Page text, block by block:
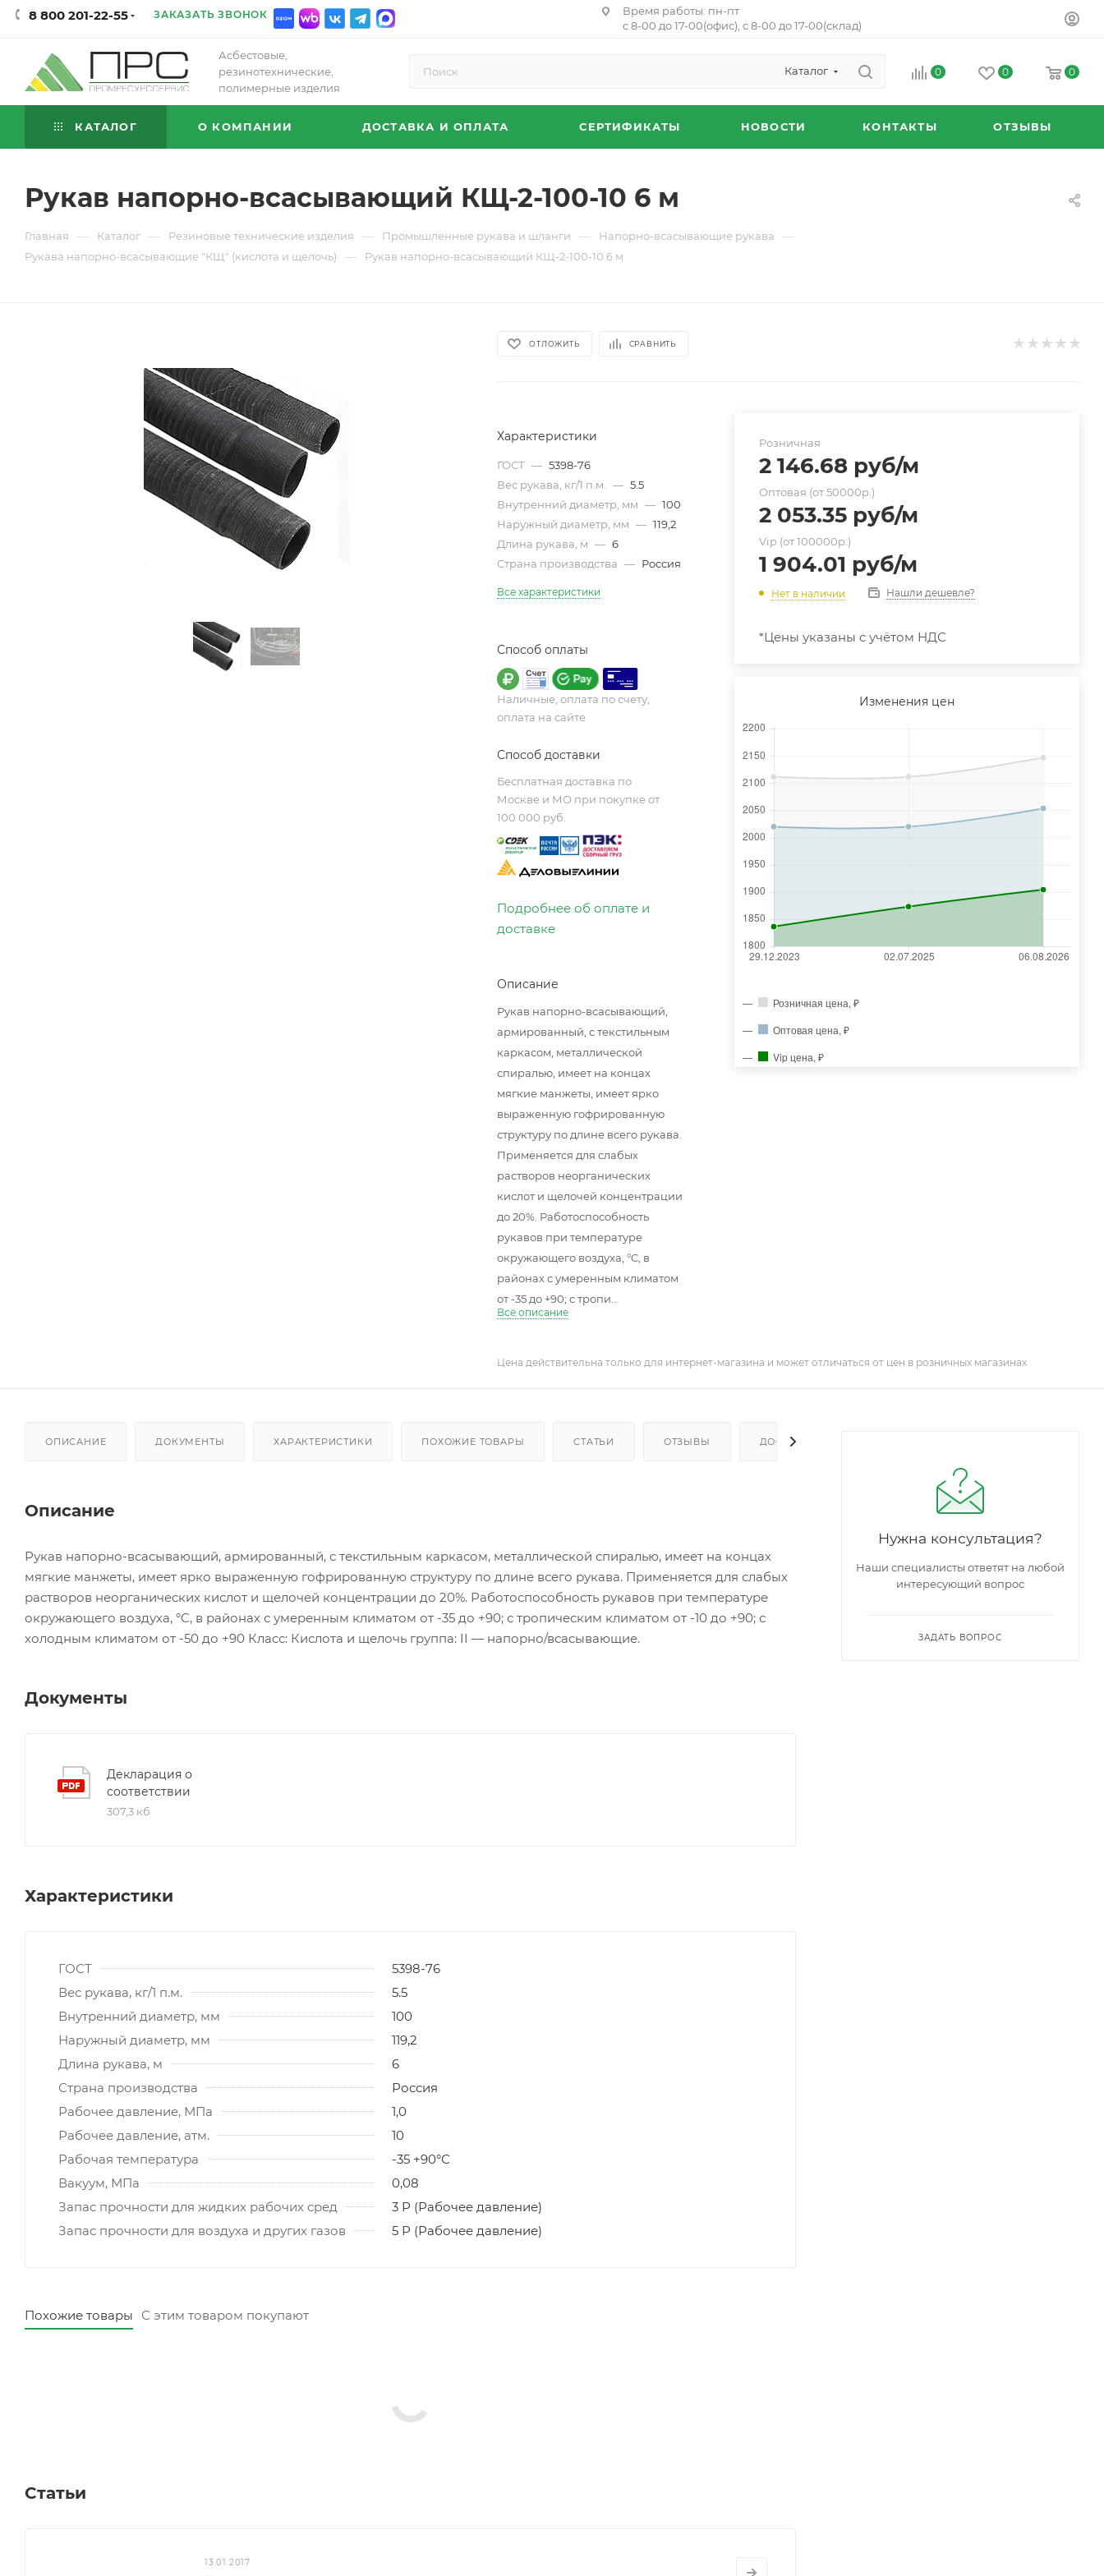
8 800 201-22-55 ЗАКАЗАТЬ ЗВОНОК
Время работы: пн-пт
с 8-00 до 17-00(офис), с 8-00 до 17-00(склад)
Асбестовые,
резинотехнические,
полимерные изделия
Каталог 0 0 0
КАТАЛОГ О КОМПАНИИ ДОСТАВКА И ОПЛАТА СЕРТИФИКАТЫ НОВОСТИ КОНТАКТЫ ОТЗЫВЫ
Рукав напорно-всасывающий КЩ-2-100-10 6 м
Главная — Каталог — Резиновые технические изделия — Промышленные рукава и шланги — Напорно-всасывающие рукава —
Рукава напорно-всасывающие "КЩ" (кислота и щелочь) — Рукав напорно-всасывающий КЩ-2-100-10 6 м
ОТЛОЖИТЬ СРАВНИТЬ
Характеристики
ГОСТ — 5398-76
Вес рукава, кг/1 п.м.
— 5.5
Внутренний диаметр, мм — 100
Наружный диаметр, мм — 119,2
Длина рукава, м — 6
Страна производства — Россия
Все характеристики
Способ оплаты
Наличные, оплата по счету,
оплата на сайте
Способ доставки
Бесплатная доставка по
Москве и МО при покупке от
100 000 руб.
Подробнее об оплате и
доставке
Описание
Рукав напорно-всасывающий,
армированный, с текстильным
каркасом, металлической
спиралью, имеет на концах
мягкие манжеты, имеет ярко
выраженную гофрированную
структуру по длине всего рукава.
Применяется для слабых
растворов неорганических
кислот и щелочей концентрации
до 20%. Работоспособность
рукавов при температуре
окружающего воздуха, °C, в
районах с умеренным климатом
от -35 до +90; с тропи...
Всё описание
Розничная
2 146.68 руб/м
Оптовая (от 50000р.)
2 053.35 руб/м
Vip (от 100000р.)
1 904.01 руб/м
Нет в наличии Нашли дешевле?
*Цены указаны с учётом НДС
Изменения цен
Розничная цена, ₽
Оптовая цена, ₽
Vip цена, ₽
Цена действительна только для интернет-магазина и может отличаться от цен в розничных магазинах
ОПИСАНИЕ ДОКУМЕНТЫ ХАРАКТЕРИСТИКИ ПОХОЖИЕ ТОВАРЫ СТАТЬИ ОТЗЫВЫ ДОСТАВКА И ОПЛАТА
Описание
Рукав напорно-всасывающий, армированный, с текстильным каркасом, металлической спиралью, имеет на концах
мягкие манжеты, имеет ярко выраженную гофрированную структуру по длине всего рукава. Применяется для слабых
растворов неорганических кислот и щелочей концентрации до 20%. Работоспособность рукавов при температуре
окружающего воздуха, °C, в районах с умеренным климатом от -35 до +90; с тропическим климатом от -10 до +90; с
холодным климатом от -50 до +90 Класс: Кислота и щелочь группа: II — напорно/всасывающие.
Документы
Декларация о
соответствии
307,3 кб
Характеристики
ГОСТ
5398-76
Вес рукава, кг/1 п.м.
5.5
Внутренний диаметр, мм
100
Наружный диаметр, мм
119,2
Длина рукава, м
6
Страна производства
Россия
Рабочее давление, МПа
1,0
Рабочее давление, атм.
10
Рабочая температура
-35 +90°С
Вакуум, МПа
0,08
Запас прочности для жидких рабочих сред
3 Р (Рабочее давление)
Запас прочности для воздуха и других газов
5 Р (Рабочее давление)
Похожие товары С этим товаром покупают
Статьи
13.01.2017
Нужна консультация?
Наши специалисты ответят на любой
интересующий вопрос
ЗАДАТЬ ВОПРОС